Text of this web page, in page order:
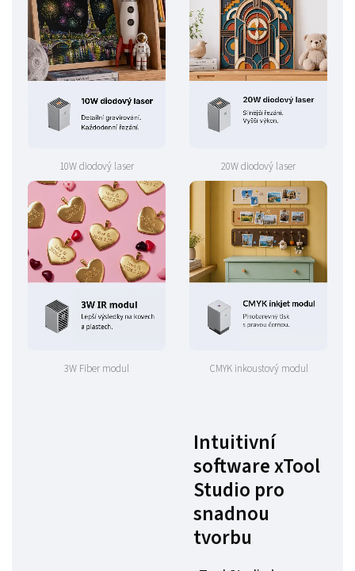
10W diodový laser 20W diodový laser
3W Fiber modul CMYK inkoustový modul
Intuitivní
software xTool
Studio pro
snadnou
tvorbu